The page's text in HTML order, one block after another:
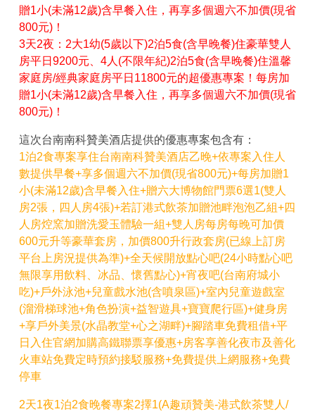
贈1小(未滿12歲)含早餐入住，再享多個週六不加價(現省
800元)！
3天2夜：2大1幼(5歲以下)2泊5食(含早晚餐)住豪華雙人
房平日9200元、4人(不限年紀)2泊5食(含早晚餐)住溫馨
家庭房/經典家庭房平日11800元的超優惠專案！每房加
贈1小(未滿12歲)含早餐入住，再享多個週六不加價(現省
800元)！
這次台南南科贊美酒店提供的優惠專案包含有：
1泊2食專案享住台南南科贊美酒店乙晚+依專案入住人
數提供早餐+享多個週六不加價(現省800元)+每房加贈1
小(未滿12歲)含早餐入住+贈六大博物館門票6選1(雙人
房2張，四人房4張)+若訂港式飲茶加贈池畔泡泡乙組+四
人房焢窯加贈洗愛玉體驗一組+雙人房每房每晚可加價
600元升等豪華套房，加價800升行政套房(已線上訂房
平台上房況提供為準)+全天候開放點心吧(24小時點心吧
無限享用飲料、冰品、懷舊點心)+宵夜吧(台南府城小
吃)+戶外泳池+兒童戲水池(含噴泉區)+室內兒童遊戲室
(溜滑梯球池+角色扮演+益智遊具+寶寶爬行區)+健身房
+享戶外美景(水晶教堂+心之湖畔)+腳踏車免費租借+平
日入住官網加購高鐵聯票享優惠+房客享善化夜市及善化
火車站免費定時預約接駁服務+免費提供上網服務+免費
停車
2天1夜1泊2食晚餐專案2擇1(A趣頑贊美-港式飲茶雙人/